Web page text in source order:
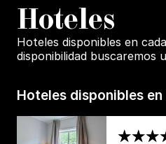
Hoteles
Hoteles disponibles en
disponibilidad buscaremos
Hoteles disponibles en